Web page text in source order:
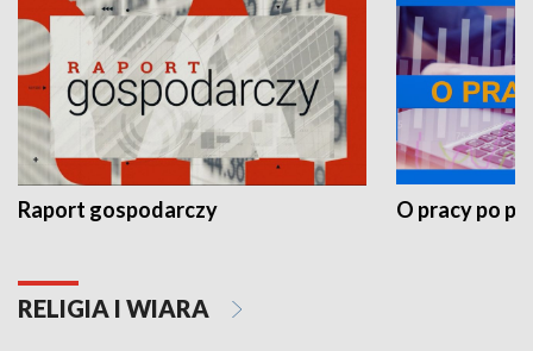
Raport gospodarczy O pracy po
RELIGIA I WIARA